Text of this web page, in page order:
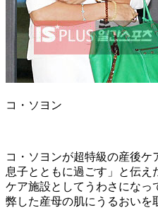
コ・ソヨン
コ・ソヨンが超特級の産後
息子とともに過ごす」と伝
ケア施設としてうわさになっ
弊した産母の肌にうるおいを